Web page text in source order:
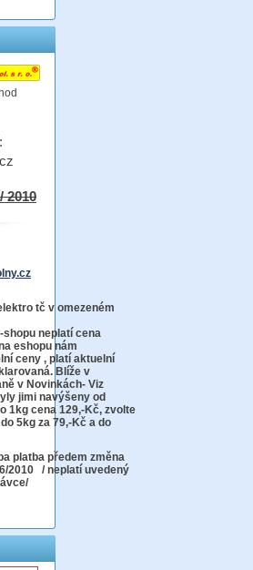
2010
tč v omezeném
shopu neplatí cena
eshopu nám
ceny , platí aktuelní
Blíže v
v Novinkách- Viz
jimi navýšeny od
1kg cena 129,-Kč, zvolte
5kg za 79,-Kč a do
platba předem změna
2010 / neplatí uvedený